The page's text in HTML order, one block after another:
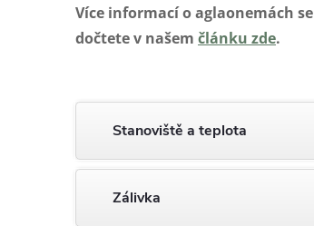
Více informací o aglaonemách se
dočtete v našem článku zde.
Stanoviště a teplota
Zálivka